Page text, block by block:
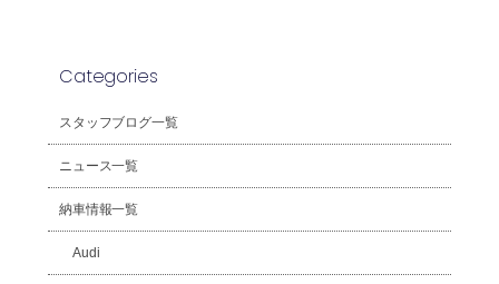
Categories
スタッフブログ一覧
ニュース一覧
納車情報一覧
Audi